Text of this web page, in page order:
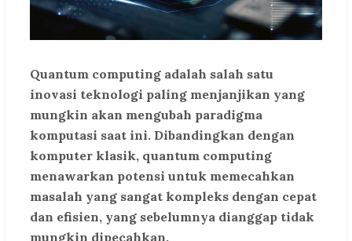
Quantum computing adalah salah satu
inovasi teknologi paling menjanjikan yang
mungkin akan mengubah paradigma
komputasi saat ini. Dibandingkan dengan
komputer klasik, quantum computing
menawarkan potensi untuk memecahkan
masalah yang sangat kompleks dengan cepat
dan efisien, yang sebelumnya dianggap tidak
mungkin dipecahkan.